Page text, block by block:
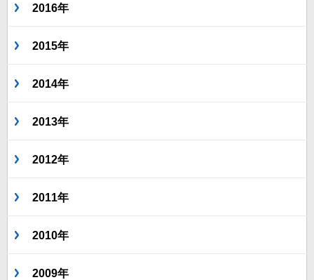
2016年
2015年
2014年
2013年
2012年
2011年
2010年
2009年